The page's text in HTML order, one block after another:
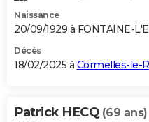
Naissance
20/09/1929 à FONTAINE-
Décès
18/02/2025 à Cormelles-le-
Patrick HECQ (69 ans)